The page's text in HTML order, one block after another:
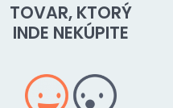
TOVAR, KTORÝ
INDE NEKÚPITE